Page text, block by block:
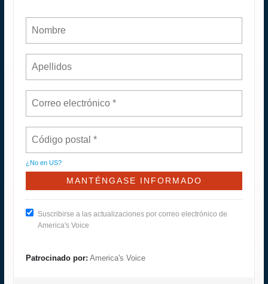
¿No en US?
Suscribirse a las actualizaciones por correo electrónico de
America's Voice
Patrocinado por: America's Voice